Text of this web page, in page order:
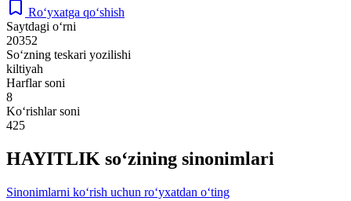
Ro‘yxatga qo‘shish
Saytdagi o‘rni
20352
So‘zning teskari yozilishi
kiltiyah
Harflar soni
8
Ko‘rishlar soni
425
HAYITLIK so‘zining sinonimlari
Sinonimlarni ko‘rish uchun ro‘yxatdan o‘ting